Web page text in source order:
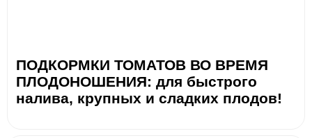
ПОДКОРМКИ ТОМАТОВ ВО ВРЕМЯ
ПЛОДОНОШЕНИЯ: для быстрого
налива, крупных и сладких плодов!